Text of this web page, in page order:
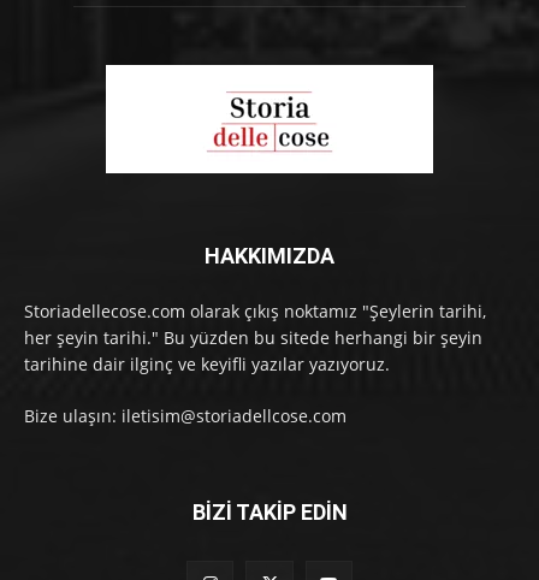
HAKKIMIZDA
Storiadellecose.com olarak çıkış noktamız "Şeylerin tarihi,
her şeyin tarihi." Bu yüzden bu sitede herhangi bir şeyin
tarihine dair ilginç ve keyifli yazılar yazıyoruz.
Bize ulaşın: iletisim@storiadellcose.com
BİZİ TAKİP EDİN